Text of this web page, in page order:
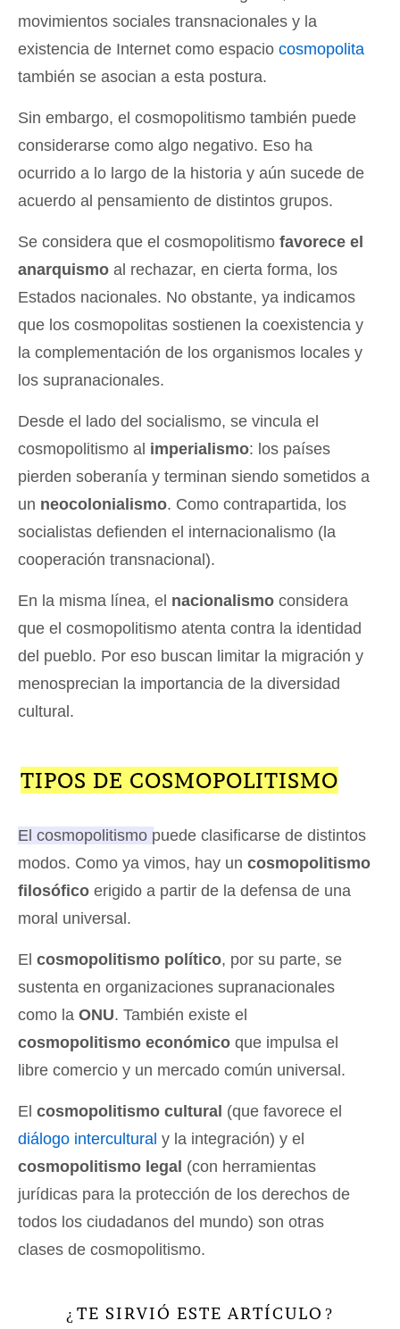
movimientos sociales transnacionales y la
existencia de Internet como espacio cosmopolita
también se asocian a esta postura.
Sin embargo, el cosmopolitismo también puede
considerarse como algo negativo. Eso ha
ocurrido a lo largo de la historia y aún sucede de
acuerdo al pensamiento de distintos grupos.
Se considera que el cosmopolitismo favorece el
anarquismo al rechazar, en cierta forma, los
Estados nacionales. No obstante, ya indicamos
que los cosmopolitas sostienen la coexistencia y
la complementación de los organismos locales y
los supranacionales.
Desde el lado del socialismo, se vincula el
cosmopolitismo al imperialismo: los países
pierden soberanía y terminan siendo sometidos a
un neocolonialismo. Como contrapartida, los
socialistas defienden el internacionalismo (la
cooperación transnacional).
En la misma línea, el nacionalismo considera
que el cosmopolitismo atenta contra la identidad
del pueblo. Por eso buscan limitar la migración y
menosprecian la importancia de la diversidad
cultural.
TIPOS DE COSMOPOLITISMO
El cosmopolitismo puede clasificarse de distintos
modos. Como ya vimos, hay un cosmopolitismo
filosófico erigido a partir de la defensa de una
moral universal.
El cosmopolitismo político, por su parte, se
sustenta en organizaciones supranacionales
como la ONU. También existe el
cosmopolitismo económico que impulsa el
libre comercio y un mercado común universal.
El cosmopolitismo cultural (que favorece el
diálogo intercultural y la integración) y el
cosmopolitismo legal (con herramientas
jurídicas para la protección de los derechos de
todos los ciudadanos del mundo) son otras
clases de cosmopolitismo.
¿ TE SIRVIÓ ESTE ARTÍCULO ?